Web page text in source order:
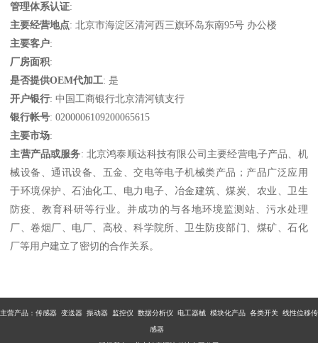
管理体系认证:
主要经营地点: 北京市海淀区清河西三旗环岛东南95号 办公楼
主要客户:
厂房面积:
是否提供OEM代加工: 是
开户银行: 中国工商银行北京清河镇支行
银行帐号: 0200006109200065615
主要市场:
主营产品或服务: 北京鸿泰顺达科技有限公司主要经营电子产品、机
械设备、通讯设备、五金、交电等电子机械类产品；产品广泛应用
于环境保护、石油化工、电力电子、冶金建筑、煤炭、农业、卫生
防疫、教育科研等行业。并成功的与各地环境监测站、污水处理
厂、卷烟厂、电厂、高校、科学院所、卫生防疫部门、煤矿、石化
厂等用户建立了密切的合作关系。
主营产品：传感器 变送器 振动器 监控仪 数据分析仪 电工器械 模块化产品 各类开关 线性位移传
感器